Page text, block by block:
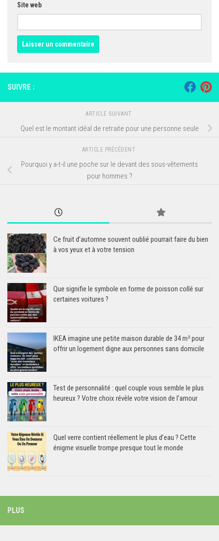
Site web
SUIVRE :
ARTICLE SUIVANT
Quel est le montant idéal de retraite pour une personne seule
ARTICLE PRÉCÉDENT
Pourquoi y a-t-il une poche sur le devant des sous-vêtements
pour hommes ?
Ce fruit d’automne souvent oublié pourrait faire du bien
à vos yeux et à votre tension
Que signifie le symbole en forme de poisson collé sur
certaines voitures ?
IKEA imagine une petite maison durable de 34 m² pour
offrir un logement digne aux personnes sans domicile
Test de personnalité : quel couple vous semble le plus
heureux ? Votre choix révèle votre vision de l’amour
Quel verre contient réellement le plus d’eau ? Cette
énigme visuelle trompe presque tout le monde
PLUS